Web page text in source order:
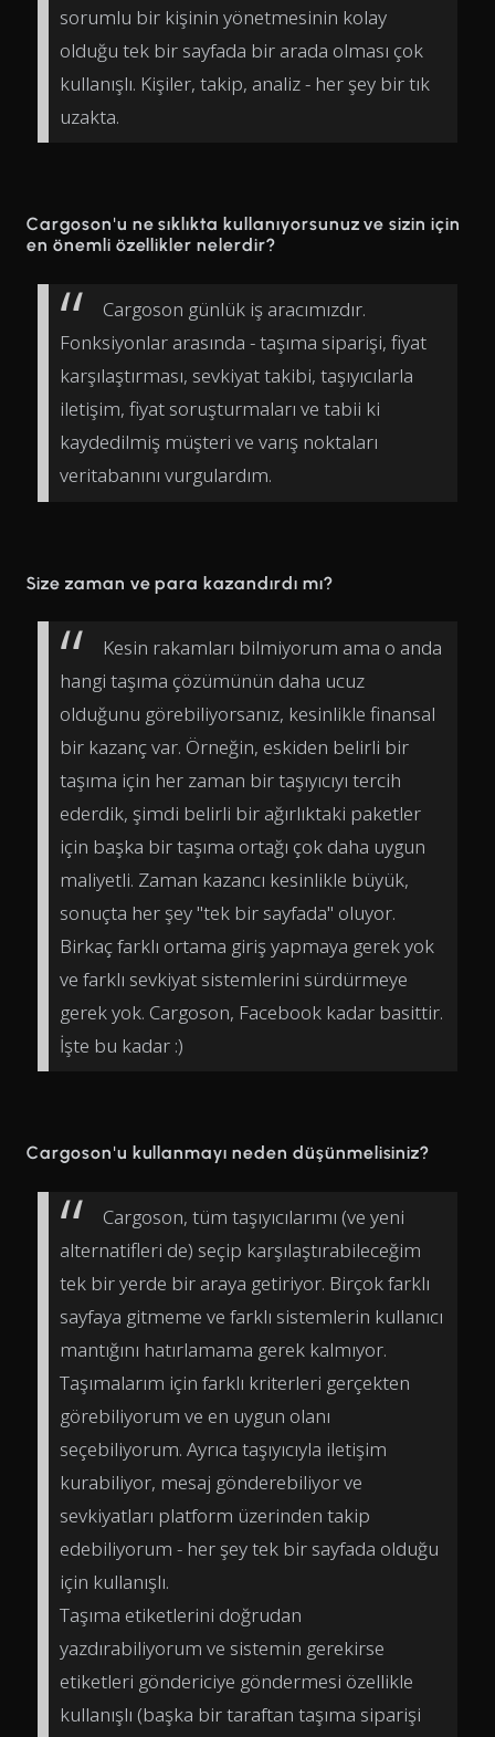
sorumlu bir kişinin yönetmesinin kolay
olduğu tek bir sayfada bir arada olması çok
kullanışlı. Kişiler, takip, analiz - her şey bir tık
uzakta.
Cargoson'u ne sıklıkta kullanıyorsunuz ve sizin için
en önemli özellikler nelerdir?
Cargoson günlük iş aracımızdır.
Fonksiyonlar arasında - taşıma siparişi, fiyat
karşılaştırması, sevkiyat takibi, taşıyıcılarla
iletişim, fiyat soruşturmaları ve tabii ki
kaydedilmiş müşteri ve varış noktaları
veritabanını vurgulardım.
Size zaman ve para kazandırdı mı?
Kesin rakamları bilmiyorum ama o anda
hangi taşıma çözümünün daha ucuz
olduğunu görebiliyorsanız, kesinlikle finansal
bir kazanç var. Örneğin, eskiden belirli bir
taşıma için her zaman bir taşıyıcıyı tercih
ederdik, şimdi belirli bir ağırlıktaki paketler
için başka bir taşıma ortağı çok daha uygun
maliyetli. Zaman kazancı kesinlikle büyük,
sonuçta her şey "tek bir sayfada" oluyor.
Birkaç farklı ortama giriş yapmaya gerek yok
ve farklı sevkiyat sistemlerini sürdürmeye
gerek yok. Cargoson, Facebook kadar basittir.
İşte bu kadar :)
Cargoson'u kullanmayı neden düşünmelisiniz?
Cargoson, tüm taşıyıcılarımı (ve yeni
alternatifleri de) seçip karşılaştırabileceğim
tek bir yerde bir araya getiriyor. Birçok farklı
sayfaya gitmeme ve farklı sistemlerin kullanıcı
mantığını hatırlamama gerek kalmıyor.
Taşımalarım için farklı kriterleri gerçekten
görebiliyorum ve en uygun olanı
seçebiliyorum. Ayrıca taşıyıcıyla iletişim
kurabiliyor, mesaj gönderebiliyor ve
sevkiyatları platform üzerinden takip
edebiliyorum - her şey tek bir sayfada olduğu
için kullanışlı.
Taşıma etiketlerini doğrudan
yazdırabiliyorum ve sistemin gerekirse
etiketleri göndericiye göndermesi özellikle
kullanışlı (başka bir taraftan taşıma siparişi